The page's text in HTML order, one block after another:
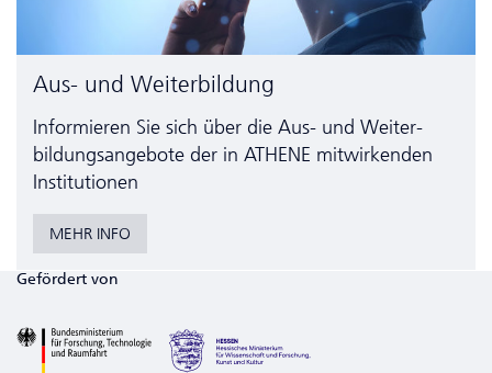
Aus- und Weiterbildung
Informieren Sie sich über die Aus- und Weiter­
bildungs­angebote der in ATHENE mitwirkenden
Institutionen
MEHR INFO
Gefördert von